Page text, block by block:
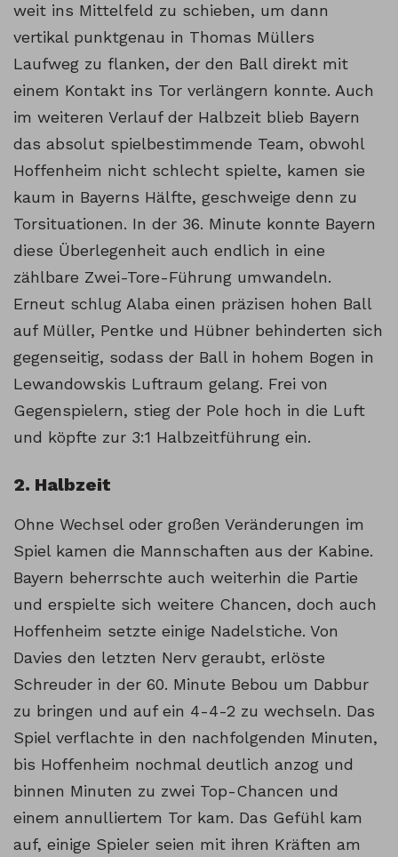
weit ins Mittelfeld zu schieben, um dann
vertikal punktgenau in Thomas Müllers
Laufweg zu flanken, der den Ball direkt mit
einem Kontakt ins Tor verlängern konnte. Auch
im weiteren Verlauf der Halbzeit blieb Bayern
das absolut spielbestimmende Team, obwohl
Hoffenheim nicht schlecht spielte, kamen sie
kaum in Bayerns Hälfte, geschweige denn zu
Torsituationen. In der 36. Minute konnte Bayern
diese Überlegenheit auch endlich in eine
zählbare Zwei-Tore-Führung umwandeln.
Erneut schlug Alaba einen präzisen hohen Ball
auf Müller, Pentke und Hübner behinderten sich
gegenseitig, sodass der Ball in hohem Bogen in
Lewandowskis Luftraum gelang. Frei von
Gegenspielern, stieg der Pole hoch in die Luft
und köpfte zur 3:1 Halbzeitführung ein.
2. Halbzeit
Ohne Wechsel oder großen Veränderungen im
Spiel kamen die Mannschaften aus der Kabine.
Bayern beherrschte auch weiterhin die Partie
und erspielte sich weitere Chancen, doch auch
Hoffenheim setzte einige Nadelstiche. Von
Davies den letzten Nerv geraubt, erlöste
Schreuder in der 60. Minute Bebou um Dabbur
zu bringen und auf ein 4-4-2 zu wechseln. Das
Spiel verflachte in den nachfolgenden Minuten,
bis Hoffenheim nochmal deutlich anzog und
binnen Minuten zu zwei Top-Chancen und
einem annulliertem Tor kam. Das Gefühl kam
auf, einige Spieler seien mit ihren Kräften am